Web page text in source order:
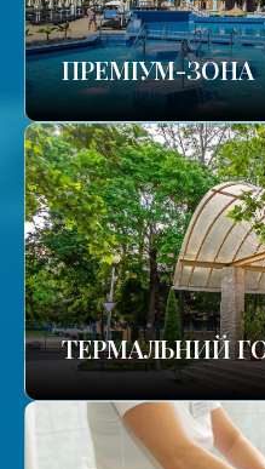
ПРЕМІУМ-ЗОНА
ТЕРМАЛЬНИЙ